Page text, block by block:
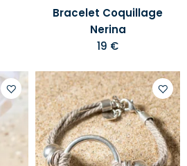
Bracelet Coquillage
Nerina
19 €
Ajouter
votre
liste
à
votre
liste